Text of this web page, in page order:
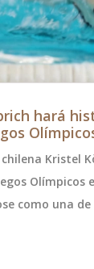
hará
Kristel
Olímpicos
como una
Atenas